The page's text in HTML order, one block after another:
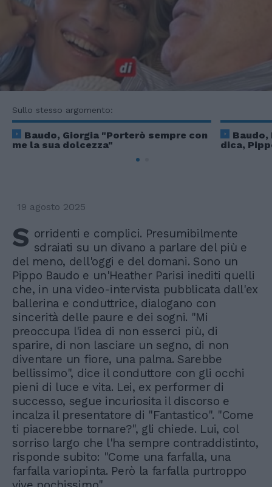
Sullo stesso argomento:
Baudo, Giorgia "Porterò sempre con
me la sua dolcezza"
dica,
19 agosto 2025
S orridenti e complici. Presumibilmente
sdraiati su un divano a parlare del più e
del meno, dell'oggi e del domani. Sono un
Pippo Baudo e un'Heather Parisi inediti quelli
che, in una video-intervista pubblicata dall'ex
ballerina e conduttrice, dialogano con
sincerità delle paure e dei sogni. "Mi
preoccupa l'idea di non esserci più, di
sparire, di non lasciare un segno, di non
diventare un fiore, una palma. Sarebbe
bellissimo", dice il conduttore con gli occhi
pieni di luce e vita. Lei, ex performer di
successo, segue incuriosita il discorso e
incalza il presentatore di "Fantastico". "Come
ti piacerebbe tornare?", gli chiede. Lui, col
sorriso largo che l'ha sempre contraddistinto,
risponde subito: "Come una farfalla, una
farfalla variopinta. Però la farfalla purtroppo